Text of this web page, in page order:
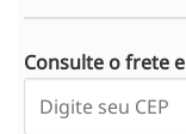
Consulte o frete